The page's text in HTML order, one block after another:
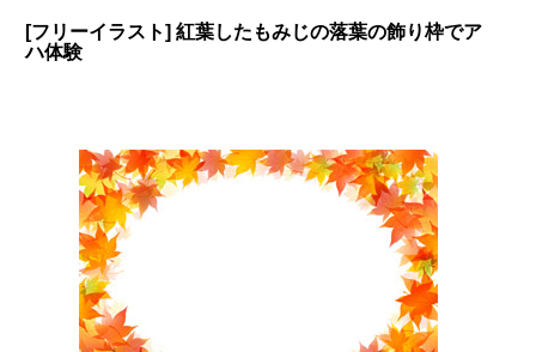
[フリーイラスト] 紅葉したもみじの落葉の飾り枠でア
ハ体験